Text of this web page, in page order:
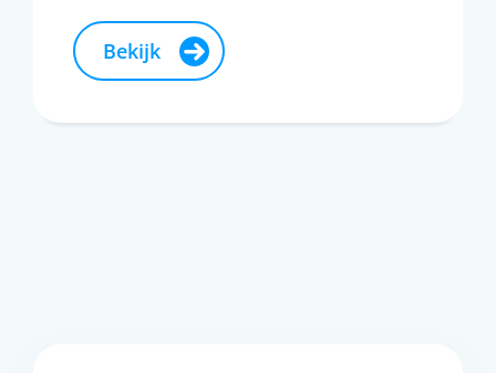
Bekijk